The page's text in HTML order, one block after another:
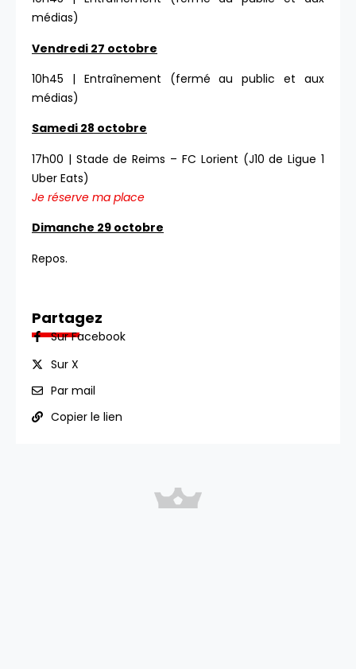
médias)
Vendredi 27 octobre
10h45 | Entraînement (fermé au public et aux
médias)
Samedi 28 octobre
17h00 | Stade de Reims – FC Lorient (J10 de Ligue 1
Uber Eats)
Je réserve ma place
Dimanche 29 octobre
Repos.
Partagez
Sur Facebook
Sur X
Par mail
Copier le lien